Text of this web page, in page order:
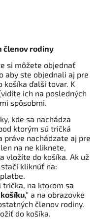
členov rodiny
si môžete objednať
aby ste objednali aj pre
košíka ďalší tovar. K
ich na posledných
spôsobmi.
kde sa nachádza
ktorým sú tričká
práve nachádzate aj pre
na ne kliknete,
vložíte do košíka. Ak už
kliknúť na:
na ktorom sa
košíku," a na obrazovke
členov rodiny.
do košíka.